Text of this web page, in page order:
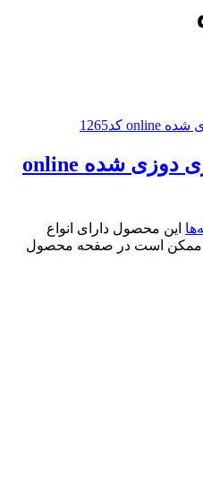
شلوار اسلش مغزی دوزی شده online
این محصول دارای انواع
ممکن است در صفحه محصول